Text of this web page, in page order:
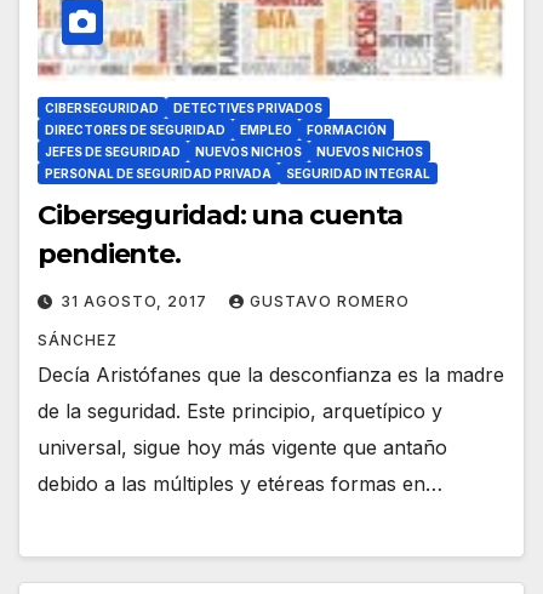
CIBERSEGURIDAD
DETECTIVES PRIVADOS
DIRECTORES DE SEGURIDAD
EMPLEO
FORMACIÓN
JEFES DE SEGURIDAD
NUEVOS NICHOS
NUEVOS NICHOS
PERSONAL DE SEGURIDAD PRIVADA
SEGURIDAD INTEGRAL
Ciberseguridad: una cuenta
pendiente.
31 AGOSTO, 2017 GUSTAVO ROMERO
SÁNCHEZ
Decía Aristófanes que la desconfianza es la madre
de la seguridad. Este principio, arquetípico y
universal, sigue hoy más vigente que antaño
debido a las múltiples y etéreas formas en…